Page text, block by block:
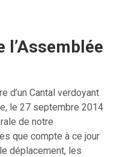
l’Assemblée
d’un Cantal verdoyant
le 27 septembre 2014
de notre
que compte à ce jour
déplacement, les